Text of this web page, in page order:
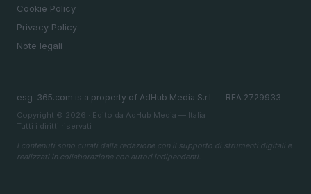
Cookie Policy
Privacy Policy
Note legali
esg-365.com is a property of AdHub Media S.r.l. — REA 2729933
Copyright © 2026 · Edito da AdHub Media — Italia
Tutti i diritti riservati
I contenuti sono curati dalla redazione con il supporto di strumenti digitali e
realizzati in collaborazione con autori indipendenti.